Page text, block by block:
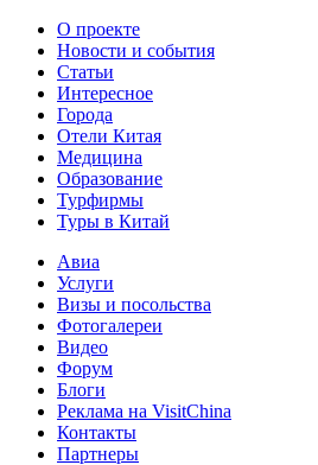
О проекте
Новости и события
Статьи
Интересное
Города
Отели Китая
Медицина
Образование
Турфирмы
Туры в Китай
Авиа
Услуги
Визы и посольства
Фотогалереи
Видео
Форум
Блоги
Реклама на VisitChina
Контакты
Партнеры